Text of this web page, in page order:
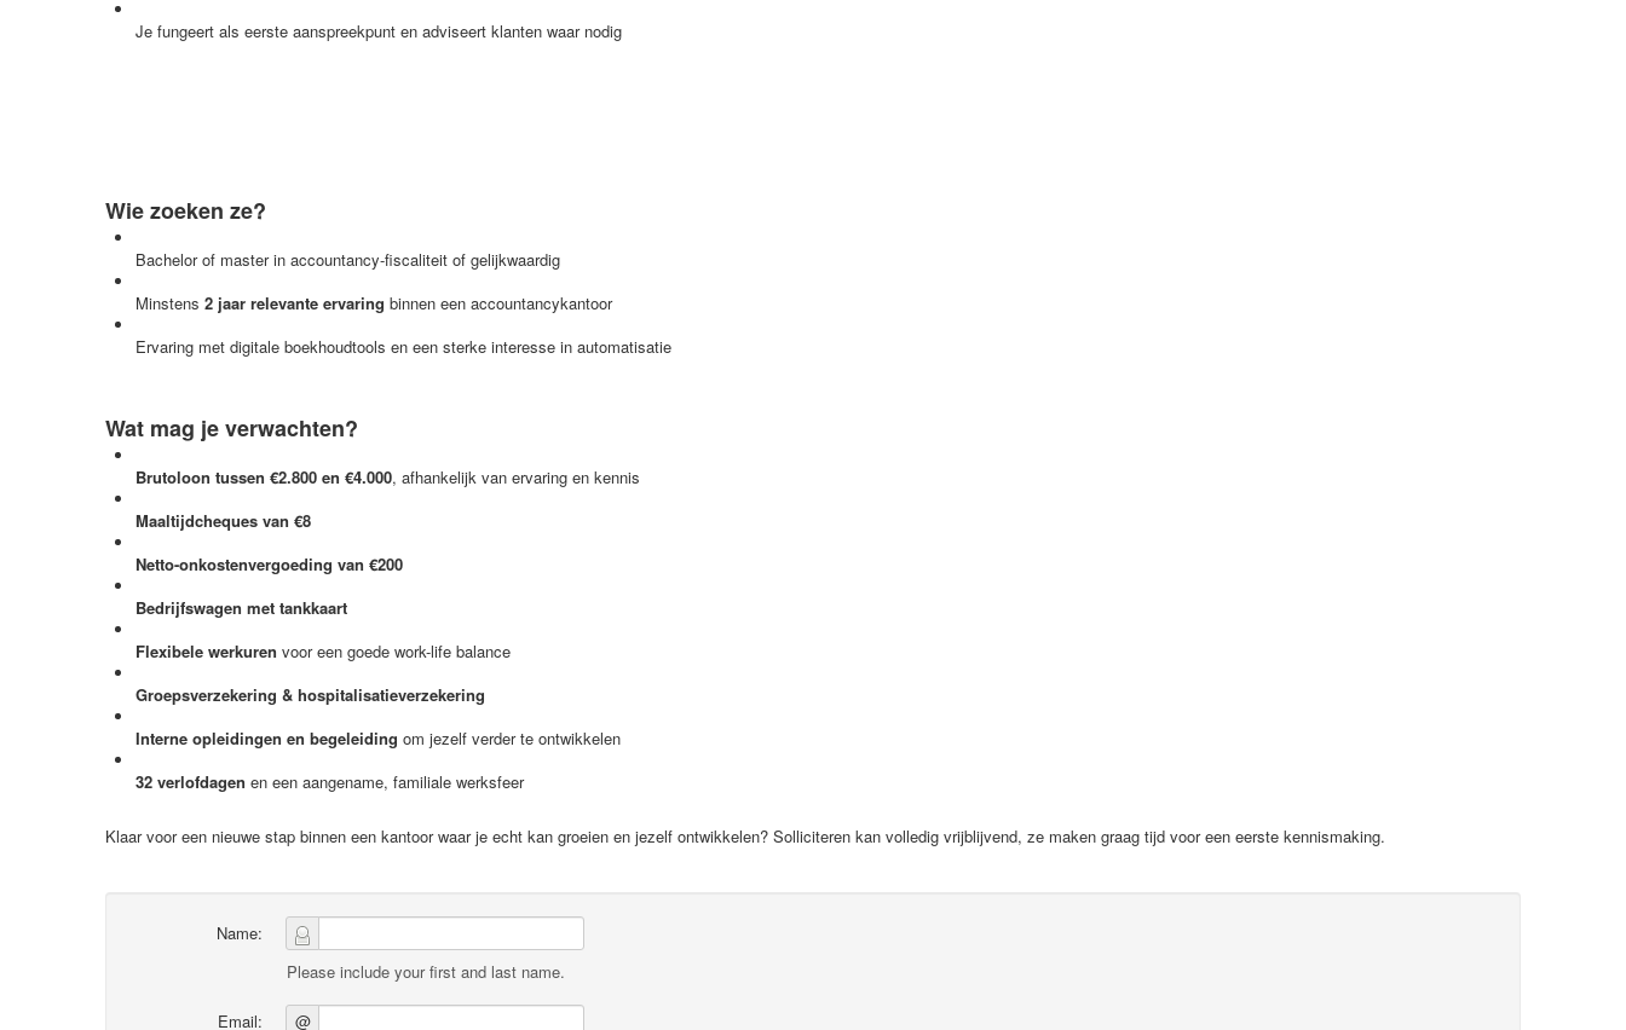
Je fungeert als eerste aanspreekpunt en adviseert klanten waar nodig
Wie zoeken ze?
Bachelor of master in accountancy-fiscaliteit of gelijkwaardig
Minstens 2 jaar relevante ervaring binnen een accountancykantoor
Ervaring met digitale boekhoudtools en een sterke interesse in automatisatie
Wat mag je verwachten?
Brutoloon tussen €2.800 en €4.000, afhankelijk van ervaring en kennis
Maaltijdcheques van €8
Netto-onkostenvergoeding van €200
Bedrijfswagen met tankkaart
Flexibele werkuren voor een goede work-life balance
Groepsverzekering & hospitalisatieverzekering
Interne opleidingen en begeleiding om jezelf verder te ontwikkelen
32 verlofdagen en een aangename, familiale werksfeer
Klaar voor een nieuwe stap binnen een kantoor waar je echt kan groeien en jezelf ontwikkelen? Solliciteren kan volledig vrijblijvend, ze maken graag tijd voor een eerste kennismaking.
Name:
Please include your first and last name.
Email: @